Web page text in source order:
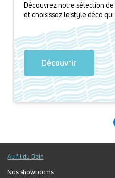
Découvrez notre sélection
et choisissez le style déco
Découvrir
Au fil du Bain
Nos showrooms